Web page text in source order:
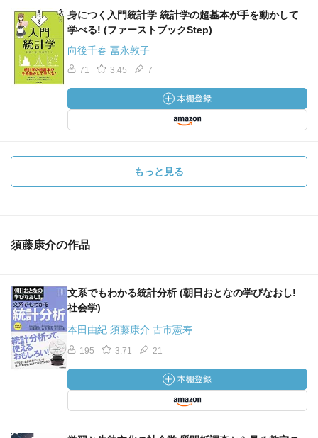
身につく入門統計学 統計学の超基本が手を動かして
学べる! (ファーストブックStep)
向後千春 冨永敦子
71 3.45 7
もっと見る
須藤康介の作品
文系でもわかる統計分析 (朝日おとなの学びなおし!
社会学)
本田由紀 須藤康介 古市憲寿
195 3.71 21